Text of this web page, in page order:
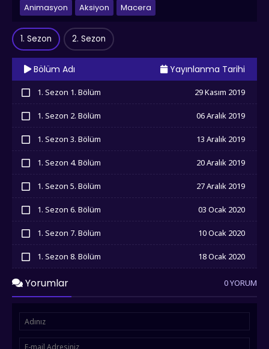
Animasyon Aksiyon Macera
1. Sezon 2. Sezon
Bölüm Adı Yayınlanma Tarihi
1. Sezon 1. Bölüm 29 Kasım 2019
1. Sezon 2. Bölüm 06 Aralık 2019
1. Sezon 3. Bölüm 13 Aralık 2019
1. Sezon 4. Bölüm 20 Aralık 2019
1. Sezon 5. Bölüm 27 Aralık 2019
1. Sezon 6. Bölüm 03 Ocak 2020
1. Sezon 7. Bölüm 10 Ocak 2020
İzledim
1. Sezon 8. Bölüm 18 Ocak 2020
İzledim
1. Sezon 9. Bölüm 24 Ocak 2020
İzledim
İzledim
1. Sezon 11. Bölüm
Yorumlar 0 YORUM